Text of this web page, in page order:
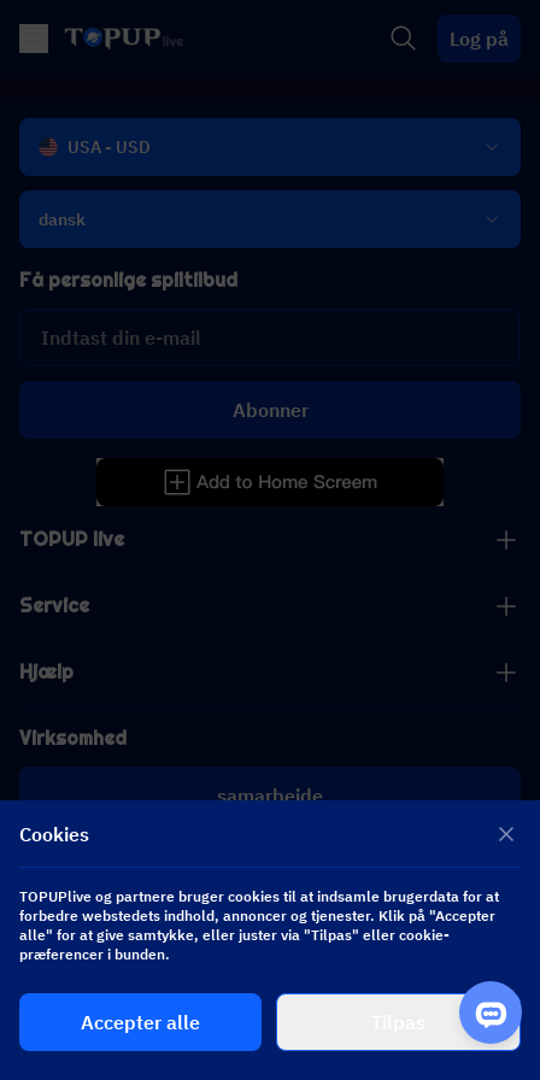
Log på
USA - USD
dansk
TOPUP live
Service
Hjælp
Virksomhed
samarbejde
[email protected]
Få personlige spiltilbud
Abonner
Følg os
Copyright 2026 SEA WHALE TECHNOLOGY PTE.LTD. All Rights Reserved.
Cookies
TOPUPlive og partnere bruger cookies til at indsamle brugerdata for at
forbedre webstedets indhold, annoncer og tjenester. Klik på "Accepter
alle" for at give samtykke, eller juster via "Tilpas" eller cookie-
præferencer i bunden.
Accepter alle